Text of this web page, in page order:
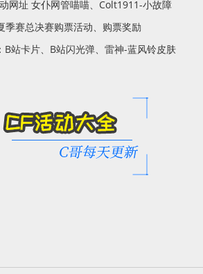
网址 女仆网管喵喵、Colt1911-小故障
季赛总决赛购票活动、购票奖励
B站卡片、B站闪光弹、雷神-蓝风铃皮肤